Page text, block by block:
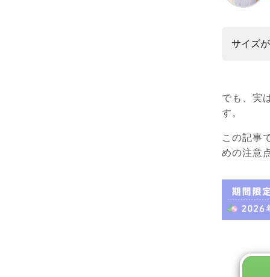
サイズ
でも、実
す。
この記事
めの注意